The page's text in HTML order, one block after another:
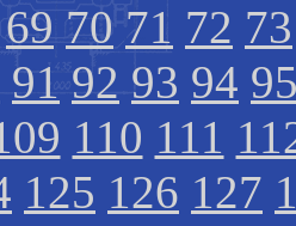
69 70 71 72 73
91 92 93 94
110 111
125 126 127